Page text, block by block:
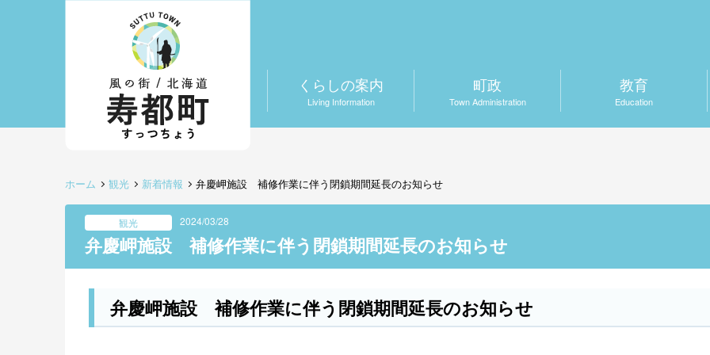
くらしの案内
Living Information
町政
Town Administration
教育
Education
ホーム 観光 新着情報 弁慶岬施設 補修作業に伴う閉鎖期間延長のお知らせ
観光 2024/03/28
弁慶岬施設 補修作業に伴う閉鎖期間延長のお知らせ
弁慶岬施設 補修作業に伴う閉鎖期間延長のお知らせ